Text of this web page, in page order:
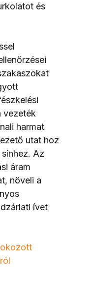
és
vezeték
harmat
utat hoz
Az
áram
növeli a
ívet